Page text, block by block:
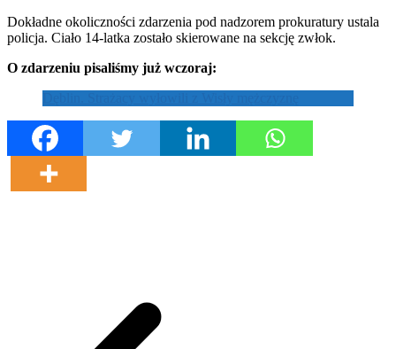
Dokładne okoliczności zdarzenia pod nadzorem prokuratury ustala
policja. Ciało 14-latka zostało skierowane na sekcję zwłok.
O zdarzeniu pisaliśmy już wczoraj: